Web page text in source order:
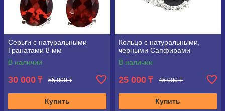
Серьги с натуральными
Гранатами 8 мм
В наличии
30 000 ₸ 55 000 ₸
Купить
Кольцо с натуральными,
черными Сапфирами
В наличии
25 000 ₸ 45 000 ₸
Купить